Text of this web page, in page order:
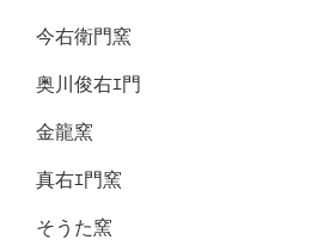
今右衛門窯
奥川俊右ｴ門
金龍窯
真右ｴ門窯
そうた窯